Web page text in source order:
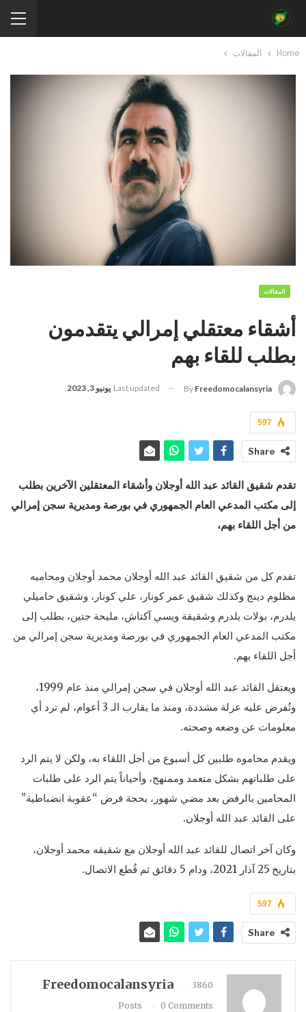
Home المقالات
المقالات
أشقاء معتقلي إمرالي يتقدمون
بطلب للقاء بهم
By Freedomocalansyria
Last updated يونيو 3, 2023
597
Share
تقدم شقيق القائد عبد الله أوجلان وأشقاء المعتقلين الآخرين بطلب
إلى مكتب المدعي العام الجمهوري في بورصة ومديرية سجن إمرالي
من أجل اللقاء بهم،
تقدم كل من شقيق القائد عبد الله أوجلان محمد أوجلان ومحاميه
مظلوم دينج وكذلك شقيق عمر كونار، علي كونار، وشقيق حاميلي
يلدرم، بولات يلدرم وشقيقة ويسي آكتاش، مليحة جتين، بطلب إلى
مكتب المدعي العام الجمهوري في بورصة ومديرية سجن إمرالي من
أجل اللقاء بهم.
ويعتقل القائد عبد الله أوجلان في سجن إمرالي منذ عام 1999،
وتُفرض عليه عزلة مشددة، ومنذ ما يقارب الـ 3 أعوام، لم ترد أي
معلومات عن وضعه وصحته.
ويقدم محاموه طلبين كل أسبوع من أجل اللقاء به، ولكن لا يتم الرد
على طلباتهم بشكل متعمد وممنهج، وأحياناً يتم الرد على طلبات
المحامين بالرفض بعد مضي شهور، بحجة فرض “عقوبة انضباطية”
على القائد عبد الله أوجلان.
وكان آخر اتصال للقائد عبد الله أوجلان مع شقيقه محمد أوجلان،
بتاريخ 25 آذار 2021، ودام 5 دقائق ثم قُطع الاتصال.
597
Share
Freedomocalansyria
3860
Posts
0 Comments